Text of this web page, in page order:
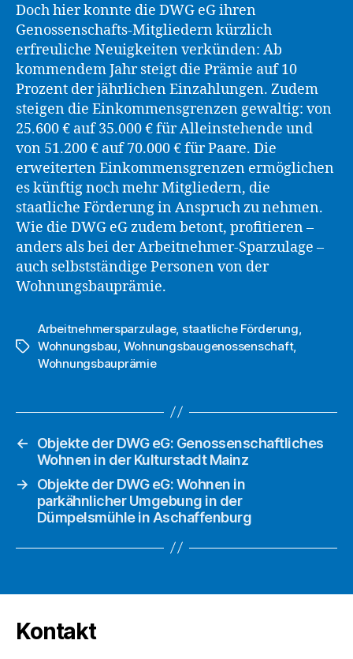
Doch hier konnte die DWG eG ihren
Genossenschafts-Mitgliedern kürzlich
erfreuliche Neuigkeiten verkünden: Ab
kommendem Jahr steigt die Prämie auf 10
Prozent der jährlichen Einzahlungen. Zudem
steigen die Einkommensgrenzen gewaltig: von
25.600 € auf 35.000 € für Alleinstehende und
von 51.200 € auf 70.000 € für Paare. Die
erweiterten Einkommensgrenzen ermöglichen
es künftig noch mehr Mitgliedern, die
staatliche Förderung in Anspruch zu nehmen.
Wie die DWG eG zudem betont, profitieren –
anders als bei der Arbeitnehmer-Sparzulage –
auch selbstständige Personen von der
Wohnungsbauprämie.
Schlagwörter
Arbeitnehmersparzulage, staatliche Förderung
Wohnungsbau Wohnungsbaugenossenschaft,
Wohnungsbauprämie
←
Objekte der DWG eG: Genossenschaftliches
Wohnen in der Kulturstadt Mainz
→
Objekte der DWG eG: Wohnen in
parkähnlicher Umgebung in der
Dümpelsmühle in Aschaffenburg
Kontakt